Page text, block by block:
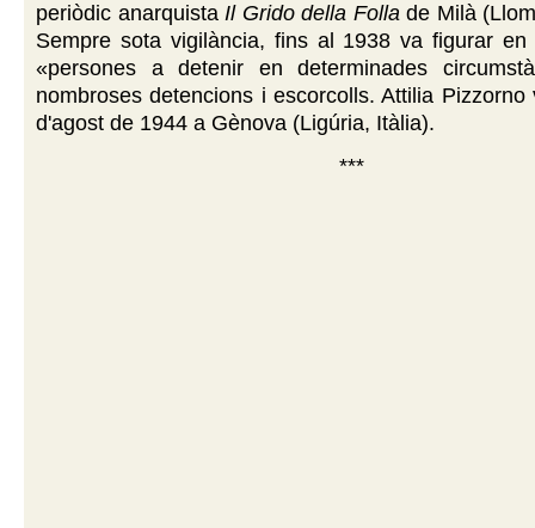
periòdic anarquistaIl Grido della Follade Milà
Sempre sota vigilància, fins al 1938 va figurar
«persones a detenir en determinades
nombroses detencions i escorcolls. Attilia
d'agost de 1944 a Gènova (Ligúria, Itàlia).
***